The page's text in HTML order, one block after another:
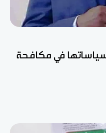
سياساتها في مكافحة